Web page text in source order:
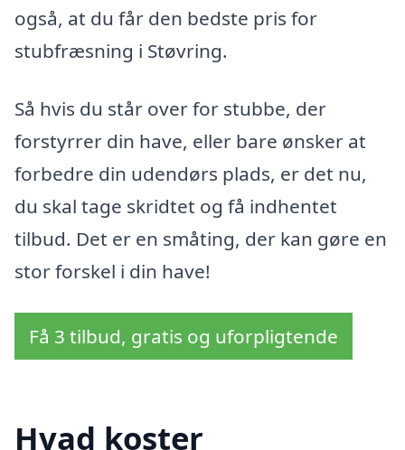
også, at du får den bedste pris for
stubfræsning i Støvring.
Så hvis du står over for stubbe, der
forstyrrer din have, eller bare ønsker at
forbedre din udendørs plads, er det nu,
du skal tage skridtet og få indhentet
tilbud. Det er en småting, der kan gøre en
stor forskel i din have!
Få 3 tilbud, gratis og uforpligtende
Hvad koster